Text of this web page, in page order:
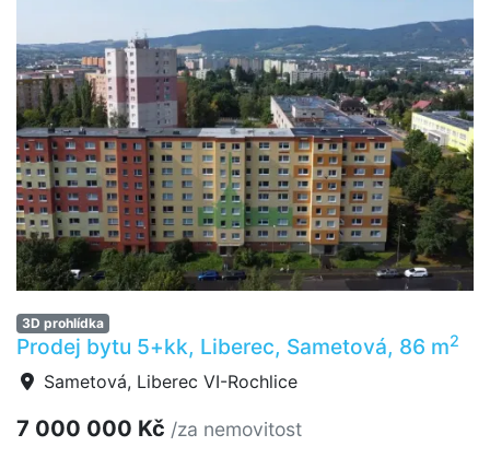
3D prohlídka
Prodej bytu 5+kk, Liberec, Sametová, 86 m2
Sametová, Liberec VI-Rochlice
7 000 000 Kč /za nemovitost